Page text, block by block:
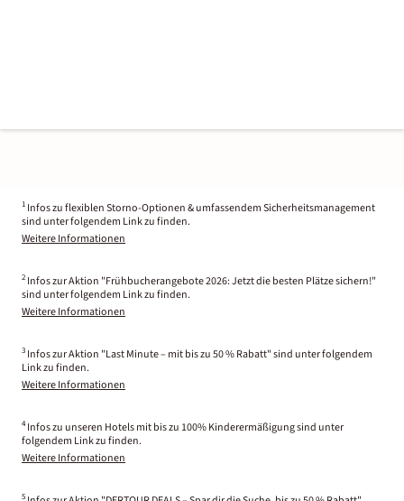
1 Infos zu flexiblen Storno-Optionen & umfassendem Sicherheitsmanagement
sind unter folgendem Link zu finden.
Weitere Informationen
2 Infos zur Aktion "Frühbucherangebote 2026: Jetzt die besten Plätze sichern!"
sind unter folgendem Link zu finden.
Weitere Informationen
3 Infos zur Aktion "Last Minute – mit bis zu 50 % Rabatt" sind unter folgendem
Link zu finden.
Weitere Informationen
4 Infos zu unseren Hotels mit bis zu 100% Kinderermäßigung sind unter
folgendem Link zu finden.
Weitere Informationen
5